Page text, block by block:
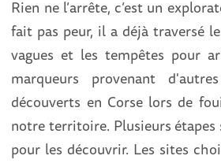
Rien ne l’arrête, c’est un
fait pas peur, il a déjà traversé
vagues et les tempêtes pour
marqueurs provenant
découverts en Corse lors de
notre territoire. Plusieurs étapes
pour les découvrir. Les sites